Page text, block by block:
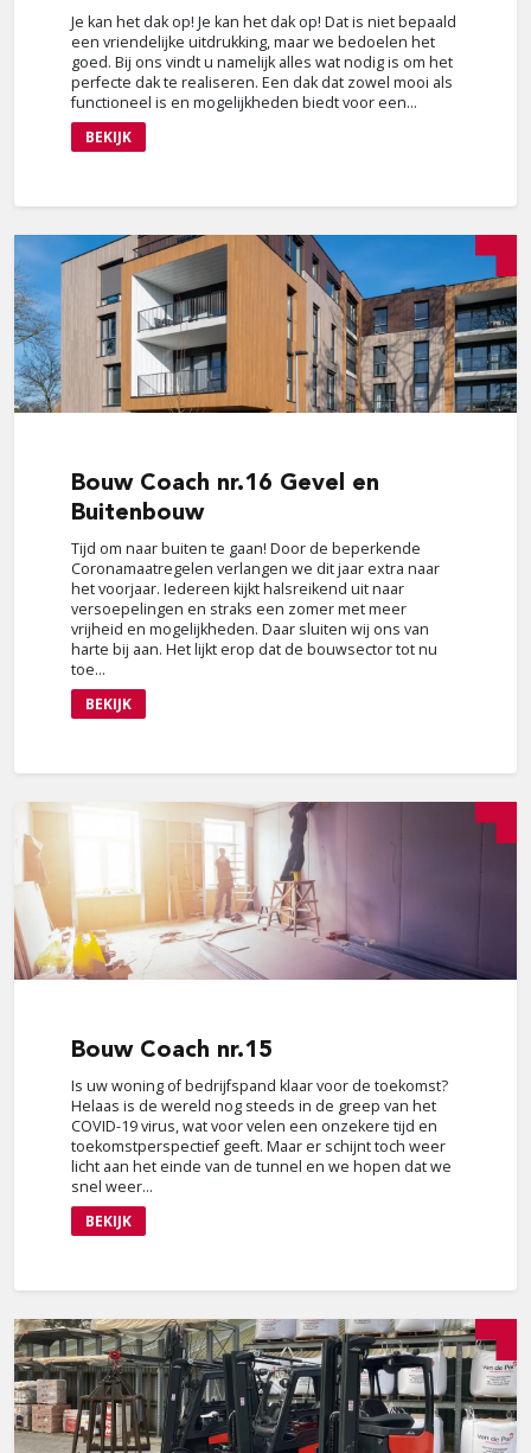
Je kan het dak op! Je kan het dak op! Dat is niet bepaald
een vriendelijke uitdrukking, maar we bedoelen het
goed. Bij ons vindt u namelijk alles wat nodig is om het
perfecte dak te realiseren. Een dak dat zowel mooi als
functioneel is en mogelijkheden biedt voor een...
BEKIJK
BouwCoach nr.16 Gevel en
Buitenbouw
Tijd om naar buiten te gaan! Door de beperkende
Coronamaatregelen verlangen we dit jaar extra naar
het voorjaar. Iedereen kijkt halsreikend uit naar
versoepelingen en straks een zomer met meer
vrijheid en mogelijkheden. Daar sluiten wij ons van
harte bij aan. Het lijkt erop dat de bouwsector tot nu
toe...
BEKIJK
BouwCoach nr.15
Is uw woning of bedrijfspand klaar voor de toekomst?
Helaas is de wereld nog steeds in de greep van het
COVID-19 virus, wat voor velen een onzekere tijd en
toekomstperspectief geeft. Maar er schijnt toch weer
licht aan het einde van de tunnel en we hopen dat we
snel weer...
BEKIJK